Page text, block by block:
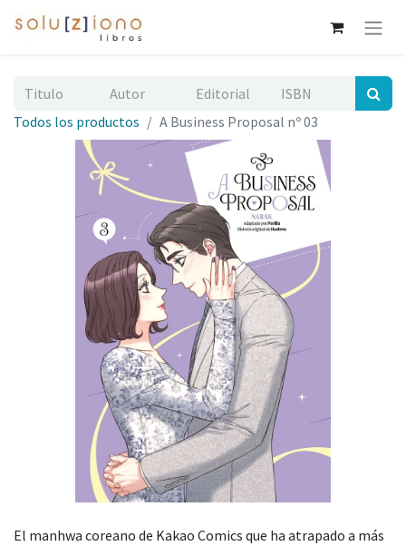
Todos los productos A Business Proposal nº 03
El manhwa coreano de Kakao Comics que ha atrapado a más